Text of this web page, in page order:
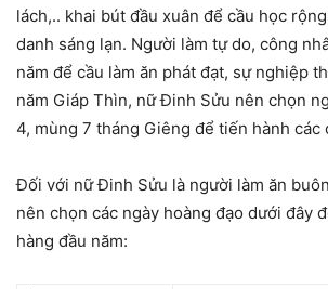
lách,.. khai bút đầu xuân để cầu học
danh sáng lạn. Người làm tự do, công
năm để cầu làm ăn phát đạt, sự nghiệp
năm Giáp Thìn, nữ Đinh Sửu nên chọn
4, mùng 7 tháng Giêng để tiến hành các
Đối với nữ Đinh Sửu là người làm ăn
nên chọn các ngày hoàng đạo dưới đây
hàng đầu năm: